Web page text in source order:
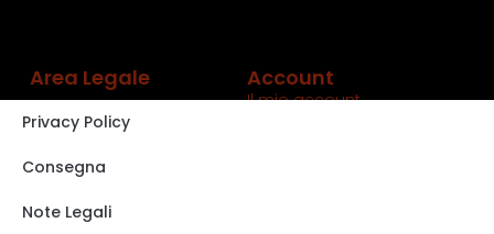
Area Legale
Privacy Policy
Consegna
Note Legali
Account
Il mio account
VISITA IL NOSTRO